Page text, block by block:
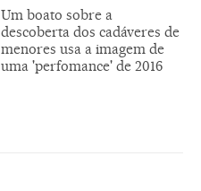
Um boato sobre a
descoberta dos cadáveres de
menores usa a imagem de
uma 'perfomance' de 2016